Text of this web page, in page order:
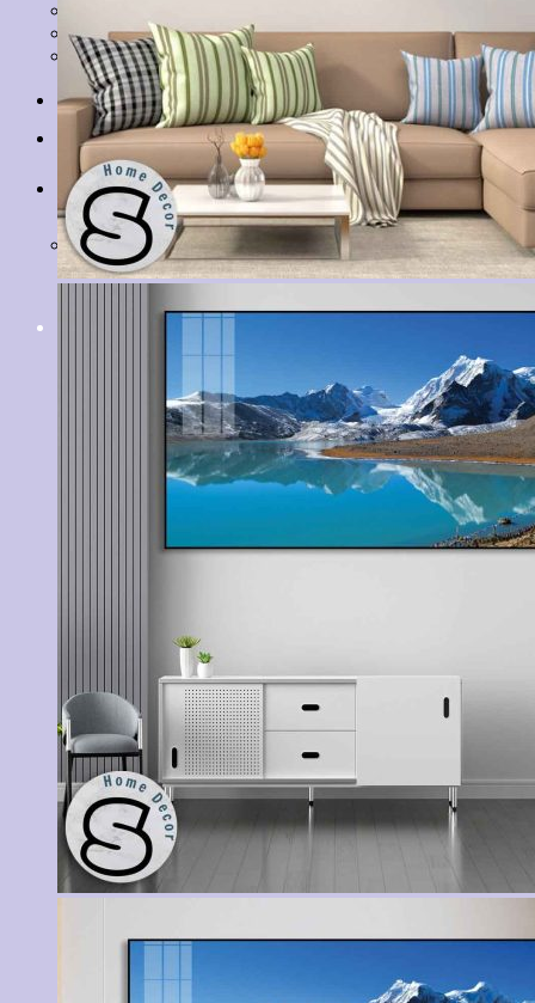
Tranh Tĩnh Vật
Tranh Đồng Quê
Tranh Thuỷ Mặc
Tranh Con Hổ
Tin tức
Liên hệ
Giỏ hàng
Chưa có sản phẩm trong giỏ hàng.
Tìm